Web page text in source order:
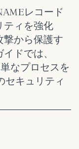
レコード
ティを強化
撃から保護す
ドでは、
なプロセスを
セキュリティ